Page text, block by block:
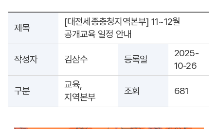
제목
[대전세종충청지역본부] 11~12월
공개교육 일정 안내
작성자 김삼수 등록일
2025-
10-26
구분
교육,
지역본부
조회 681